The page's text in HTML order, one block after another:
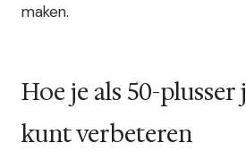
maken.
Hoe je als 50-plusser
kunt verbeteren